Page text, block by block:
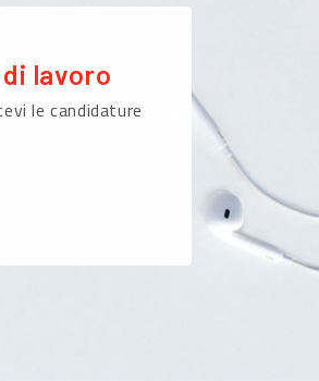
lavoro
le candidature